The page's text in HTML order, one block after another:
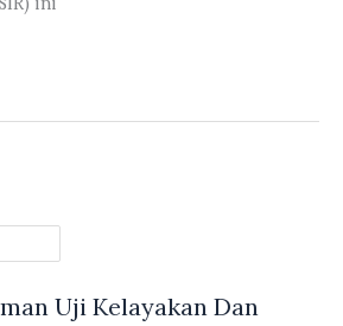
Uji Kelayakan Dan